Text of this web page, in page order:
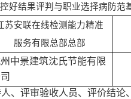
好结果评判与职业选择病防范
苏安联在线检测能力精准
服务有限总部总部
中景建筑沈氏节能有限
、评审验收人员、评价结论